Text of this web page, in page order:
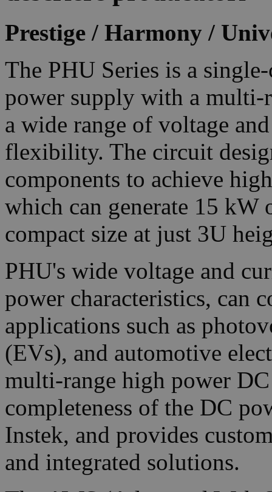
Prestige / Harmony /
The PHU Series is a
power supply with a multi-
a wide range of voltage
flexibility. The circuit
components to achieve
which can generate 15 kW
compact size at just 3U
PHU's wide voltage and
power characteristics, can
applications such as
(EVs), and automotive
multi-range high power DC
completeness of the DC
Instek, and provides
and integrated solutions.